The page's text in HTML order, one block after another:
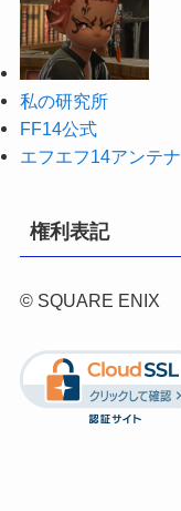
私の研究所
FF14公式
エフエフ14アンテナ
権利表記
© SQUARE ENIX